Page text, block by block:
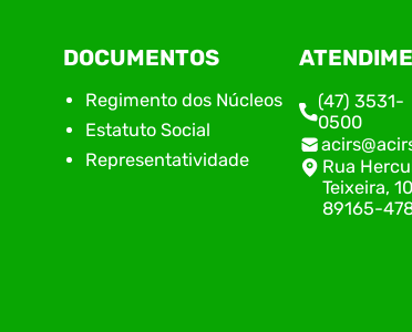
Inovação Transforma.”, destacando…
DOCUMENTOS
Regimento dos Núcleos
Estatuto Social
Representatividade
(47) 3531-
0500
Rua
Teixeira,
89165-